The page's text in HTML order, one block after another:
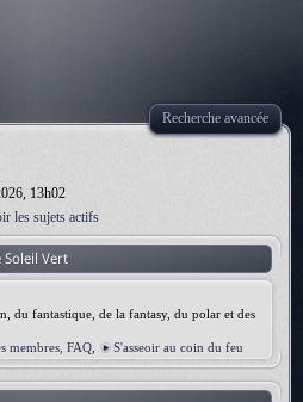
Recherche avancée
13h02
les sujets actifs
Soleil Vert
du fantastique, de la fantasy, du polar et des
membres, FAQ S'asseoir au coin du feu